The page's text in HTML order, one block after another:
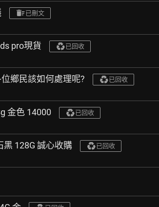
已刪文
pro現貨 已回收
鄉民該如何處理呢? 已回收
金色 14000 已回收
黑 128G 誠心收購 已回收